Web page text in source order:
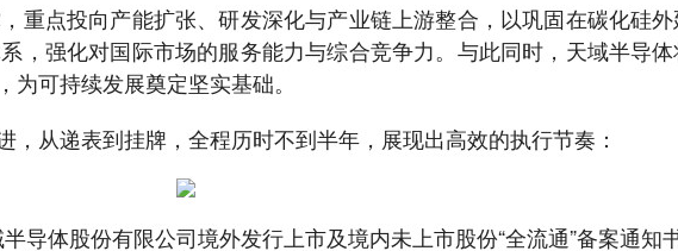
重点投向产能扩张、研发深化与产业链上游整合，以巩固在碳化硅
，强化对国际市场的服务能力与综合竞争力。与此同时，天域半导
可持续发展奠定坚实基础。
从递表到挂牌，全程历时不到半年，展现出高效的执行节奏：
体股份有限公司境外发行上市及境内未上市股份“全流通”备案通知